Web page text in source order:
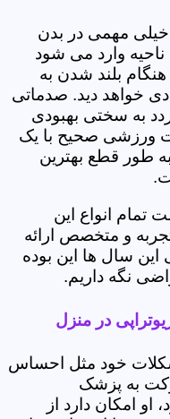
مهمی در بدن
وارد می شود
بلند شدن به
خواهد دید. صدماتی
به سختی بهبودی
ورزشی صحیح با یک
طور قطع بهترین
تمام انواع این
و متخصص ارائه
سال ها این بوده
نگه داریم.
در منزل
خود مثل احساس
به پزشک
او امکان دارد از